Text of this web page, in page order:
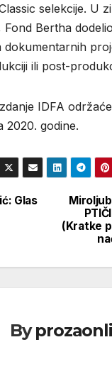
selekcije. U
Bertha
dokumentarnih
ili post-
IDFA
2020. godine.
(Kratke
Glas
By